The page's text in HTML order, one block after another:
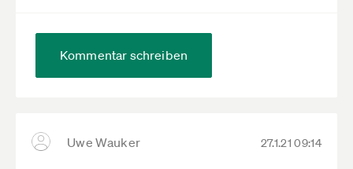
Kommentar schreiben
Uwe Wauker 27.1.21 09:14